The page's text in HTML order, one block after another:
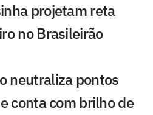
projetam reta
no Brasileirão
neutraliza pontos
conta com brilho de